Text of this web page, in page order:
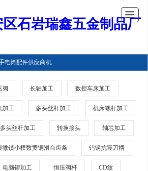
石岩瑞鑫五金制品厂
电筒配件供应商机
阀 长轴加工 数控车床加工
加工 多头丝杆加工 机床螺杆加工
头丝杆加工 转换接头 轴芯加工
微镜小模数黄铜滑台齿条 钨钢抗震刀柄
电脑锣加工 恒压阀杆 CD纹